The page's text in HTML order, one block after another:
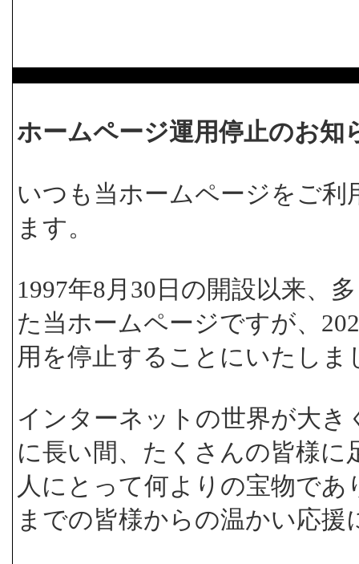
ホームページ運用停止のお知
いつも当ホームページをご
ます。
1997年8月30日の開設以来、
た当ホームページですが、
用を停止することにいたしま
インターネットの世界が大
に長い間、たくさんの皆様
人にとって何よりの宝物で
までの皆様からの温かい応